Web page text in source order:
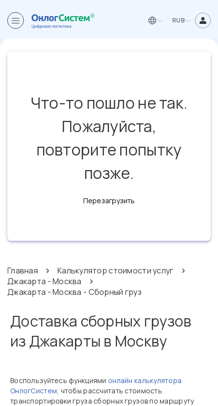
RUB
Что-то пошло не так.
Пожалуйста,
повторите попытку
позже.
Перезагрузить
Главная
Калькулятор стоимости услуг
Джакарта - Москва
Джакарта - Москва - Сборный груз
Доставка сборных грузов
из Джакарты в Москву
Воспользуйтесь функциями онлайн калькулятора
ОнлогСистем, чтобы рассчитать стоимость
транспортировки груза сборных грузов по маршруту